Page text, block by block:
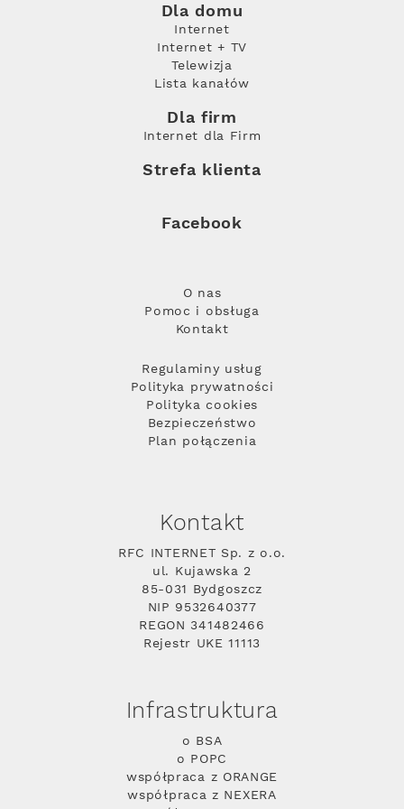
Dla domu
Internet
Internet + TV
Telewizja
Lista kanałów
Dla firm
Internet dla Firm
Strefa klienta
Facebook
O nas
Pomoc i obsługa
Kontakt
Regulaminy usług
Polityka prywatności
Polityka cookies
Bezpieczeństwo
Plan połączenia
Kontakt
RFC INTERNET Sp. z o.o.
ul. Kujawska 2
85-031 Bydgoszcz
NIP 9532640377
REGON 341482466
Rejestr UKE 11113
Infrastruktura
o BSA
o POPC
współpraca z ORANGE
współpraca z NEXERA